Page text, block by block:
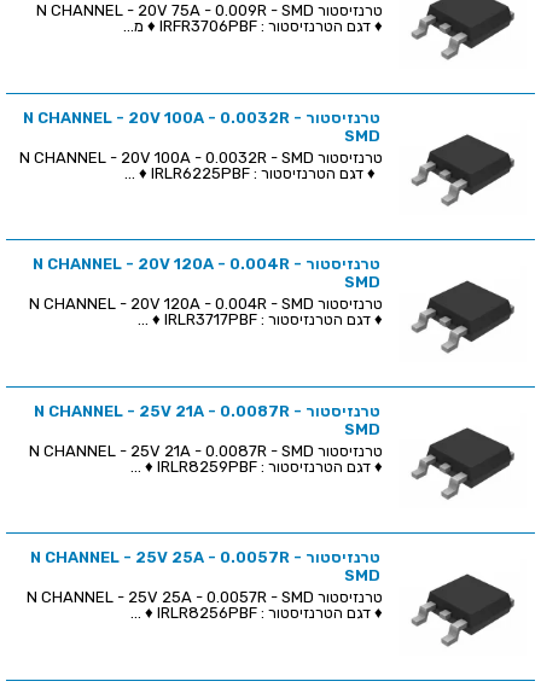
♦ דגם הטרנזיסטור : IRFR3706PBF ♦ מ...
טרנזיסטור N CHANNEL - 20V 100A - 0.0032R -
SMD
טרנזיסטור N CHANNEL - 20V 100A - 0.0032R - SMD
♦ דגם הטרנזיסטור : IRLR6225PBF ♦ ...
טרנזיסטור N CHANNEL - 20V 120A - 0.004R -
SMD
♦ דגם הטרנזיסטור : IRLR3717PBF ♦ ...
טרנזיסטור N CHANNEL - 25V 21A - 0.0087R -
SMD
♦ דגם הטרנזיסטור : IRLR8259PBF ♦ ...
טרנזיסטור N CHANNEL - 25V 25A - 0.0057R -
SMD
♦ דגם הטרנזיסטור : IRLR8256PBF ♦ ...